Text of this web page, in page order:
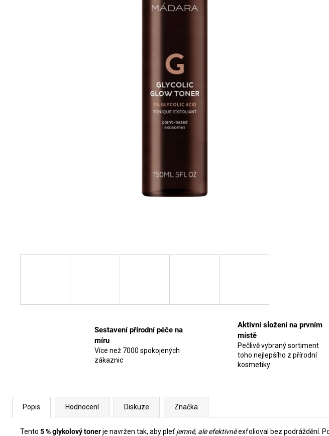
Sestavení přírodní péče na
míru
Více než 7000 spokojených
zákaznic
Aktivní složení na prvním
místě
Pečlivě vybraný sortiment
toho nejlepšího z přírodní
kosmetiky
Popis Hodnocení Diskuze Značka
Tento 5 % glykolový tonerje navržen tak, aby pleť jemně, ale efektivněexfolioval bez podráždění.